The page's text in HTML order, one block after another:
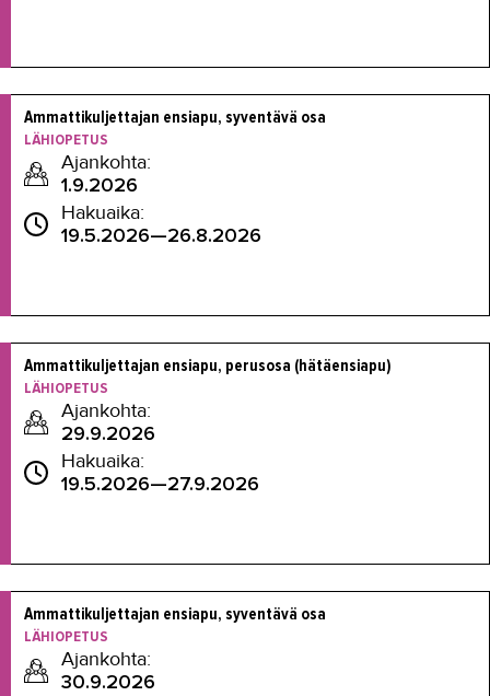
Ammattikuljettajan ensiapu, syventävä osa
LÄHIOPETUS
Ajankohta:
1.9.2026
Hakuaika:
19.5.2026—26.8.2026
Ammattikuljettajan ensiapu, perusosa (hätäensiapu)
LÄHIOPETUS
Ajankohta:
29.9.2026
Hakuaika:
19.5.2026—27.9.2026
Ammattikuljettajan ensiapu, syventävä osa
LÄHIOPETUS
Ajankohta:
30.9.2026